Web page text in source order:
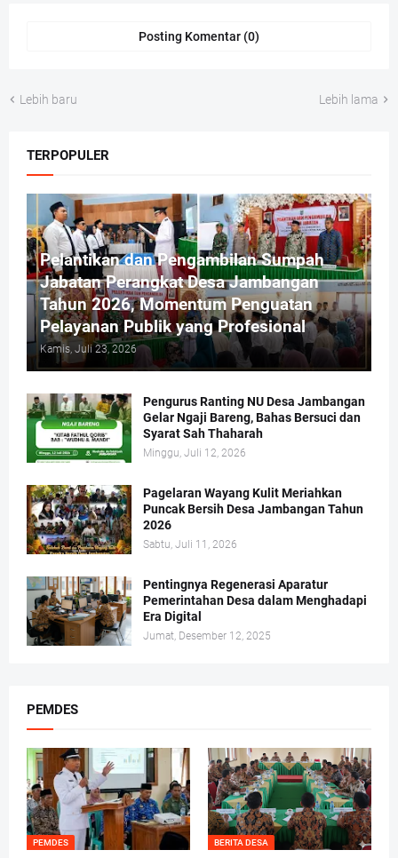
Posting Komentar (0)
Lebih baru Lebih lama
TERPOPULER
Pelantikan dan Pengambilan Sumpah
Jabatan Perangkat Desa Jambangan
Tahun 2026, Momentum Penguatan
Pelayanan Publik yang Profesional
Kamis, Juli 23, 2026
Pengurus Ranting NU Desa Jambangan
Gelar Ngaji Bareng, Bahas Bersuci dan
Syarat Sah Thaharah
Minggu, Juli 12, 2026
Pagelaran Wayang Kulit Meriahkan
Puncak Bersih Desa Jambangan Tahun
2026
Sabtu, Juli 11, 2026
Pentingnya Regenerasi Aparatur
Pemerintahan Desa dalam Menghadapi
Era Digital
Jumat, Desember 12, 2025
PEMDES
PEMDES BERITA DESA